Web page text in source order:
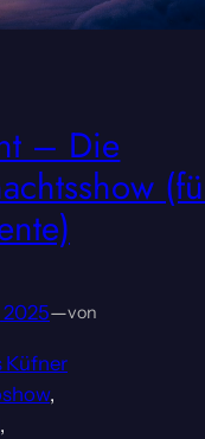
– Die
2025—von
Küfner